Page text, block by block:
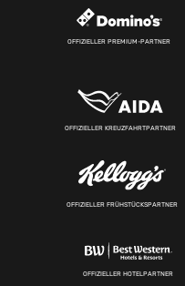
OFFIZIELLER PREMIUM-PARTNER
OFFIZIELLER KREUZFAHRTPARTNER
OFFIZIELLER FRÜHSTÜCKSPARTNER
OFFIZIELLER HOTELPARTNER